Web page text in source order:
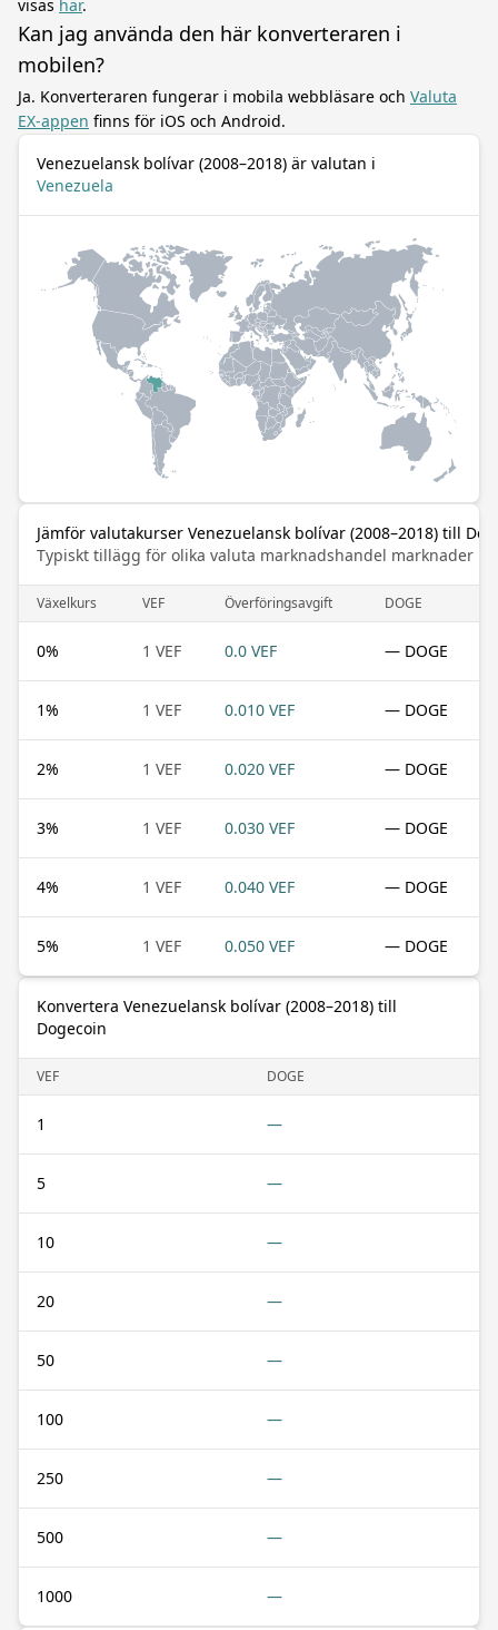
visas här.
Kan jag använda den här konverteraren i
mobilen?
Ja. Konverteraren fungerar i mobila webbläsare och Valuta
EX-appen finns för iOS och Android.
Venezuelansk bolívar (2008–2018) är valutan i
Venezuela
Jämför valutakurser Venezuelansk bolívar (2008–2018) till
Typiskt tillägg för olika valuta marknadshandel marknader
Växelkurs VEF Överföringsavgift DOGE
0% 1 VEF 0.0 VEF — DOGE
1% 1 VEF 0.010 VEF — DOGE
2% 1 VEF 0.020 VEF — DOGE
3% 1 VEF 0.030 VEF — DOGE
4% 1 VEF 0.040 VEF — DOGE
5% 1 VEF 0.050 VEF — DOGE
Konvertera Venezuelansk bolívar (2008–2018) till
Dogecoin
VEF DOGE
1 —
5 —
10 —
20 —
50 —
100 —
250 —
500 —
1000 —